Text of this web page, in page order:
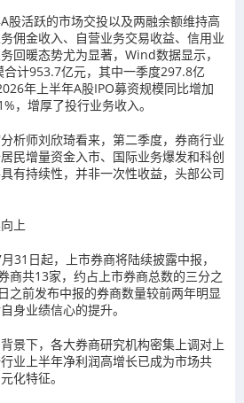
活跃的市场交投以及两融余额维持高
佣金收入、自营业务交易收益、信用业
回暖态势尤为显著，Wind数据显示，
合计953.7亿元，其中一季度297.8亿
年上半年A股IPO募资规模同比增加
，增厚了投行业务收入。
师刘欣琦看来，第二季度，券商行业
民增量资金入市、国际业务爆发和科创
有持续性，并非一次性收益，头部公司
上
日起，上市券商将陆续披露中报，
商共13家，约占上市券商总数的三分之
之前发布中报的券商数量较前两年明显
身业绩信心的提升。
下，各大券商研究机构密集上调对上
业上半年净利润高增长已成为市场共
化特征。